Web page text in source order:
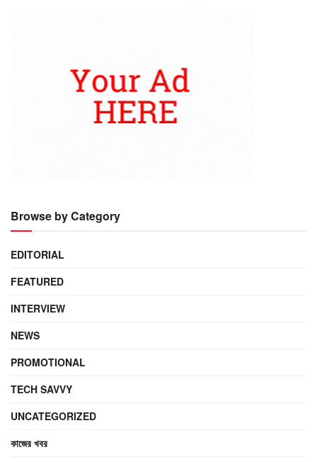
Browse by Category
EDITORIAL
FEATURED
INTERVIEW
NEWS
PROMOTIONAL
TECH SAVVY
UNCATEGORIZED
কাজের খবর